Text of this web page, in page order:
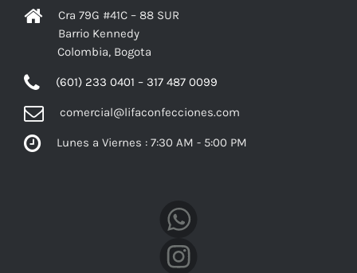
Cra 79G #41C – 88 SUR
Barrio Kennedy
Colombia, Bogota
(601) 233 0401 – 317 487 0099
comercial@lifaconfecciones.com
Lunes a Viernes : 7:30 AM - 5:00 PM